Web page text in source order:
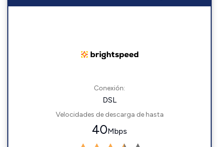
Conexión:
DSL
Velocidades de descarga de hasta
40Mbps